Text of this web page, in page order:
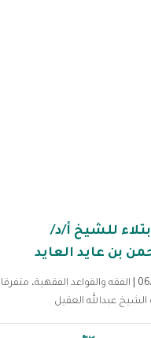
للشيخ أ/د/
بن عايد العايد
الفقه والقواعد الفقهية،
الشيخ عبدالله العقيل